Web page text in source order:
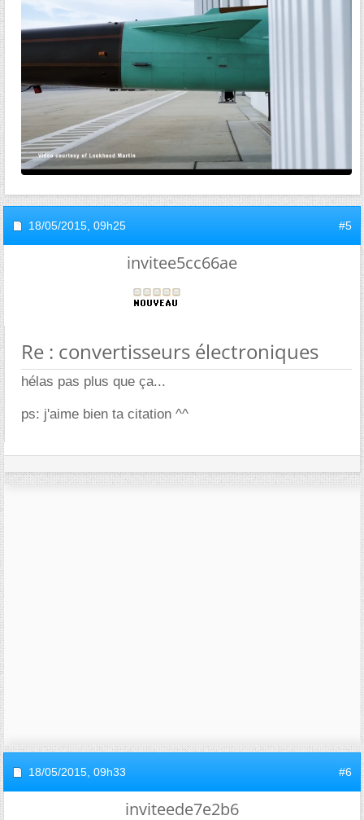
18/05/2015, 09h25 #5
invitee5cc66ae
Re : convertisseurs électroniques
hélas pas plus que ça...
ps: j'aime bien ta citation ^^
18/05/2015, 09h33 #6
inviteede7e2b6